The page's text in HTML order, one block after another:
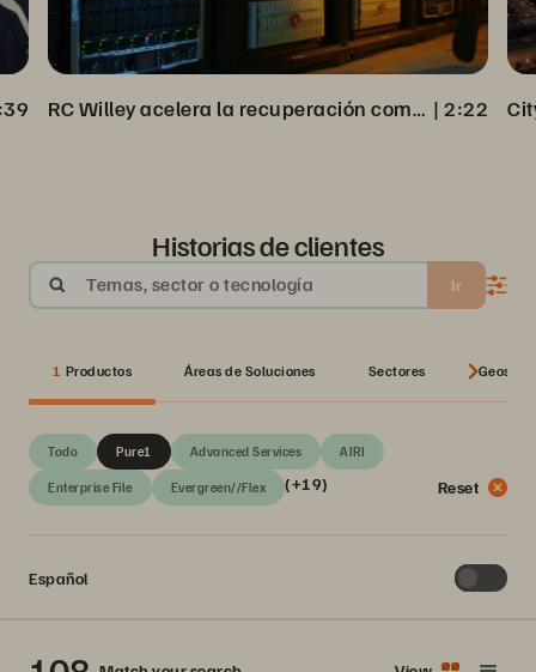
RC Willey acelera la recuperación completa de los datos de Veeam Backup | 2:22
Historias de clientes
Temas, sector o tecnología Ir
1 Productos Áreas de Soluciones Sectores Geos
Todo Advanced Services AIRI
Enterprise File Evergreen//Flex
Pure1
(+19) Reset
Español